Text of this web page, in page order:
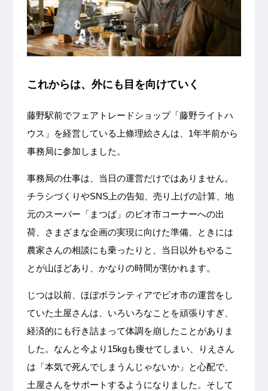
これからは、外にも目を向けていく
藤野駅前でフェアトレードショップ「藤野ライトハ
ウス」を経営している上條理絵さんは、1年半前から
事務局に参加しました。
事務局の仕事は、当日の運営だけではありません。
チラシづくりやSNS上の告知、売り上げの計算、地
元のスーパー「まつば」のビオ市コーナーへの出
荷、さまざまな企画の実現に向けた準備、ときには
農家さんの相談にも乗ったりと、当日以外もやるこ
とが山ほどあり、かなりの時間が割かれます。
じつは以前、ほぼボランティアでビオ市の運営をし
ていた土屋さんは、いろいろなことを頑張りすぎ、
経済的にも行き詰まって体調を崩したことがありま
した。なんと今より15kgも痩せてしまい、りえさん
は「本気で死んでしまうんじゃないか」と心配で、
土屋さんをサポートするようになりました。そして